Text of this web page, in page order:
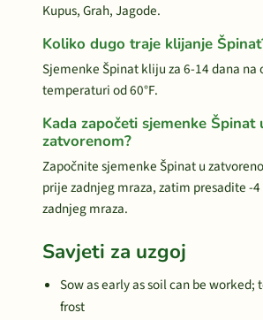
Kupus, Grah, Jagode.
Koliko dugo traje klijanje
Sjemenke Špinat kliju za 6-14 dana
temperaturi od 60°F.
Kada započeti sjemenke Špinat
zatvorenom?
Započnite sjemenke Špinat u
prije zadnjeg mraza, zatim presadite -
zadnjeg mraza.
Savjeti za uzgoj
Sow as early as soil can be
frost